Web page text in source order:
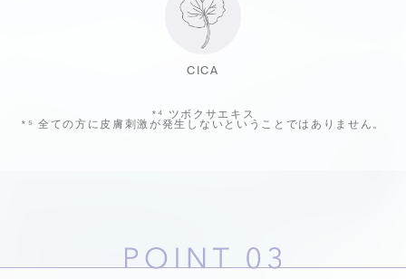
CICA
*⁴ ツボクサエキス
*⁵ 全ての方に皮膚刺激が発生しないということではありません。